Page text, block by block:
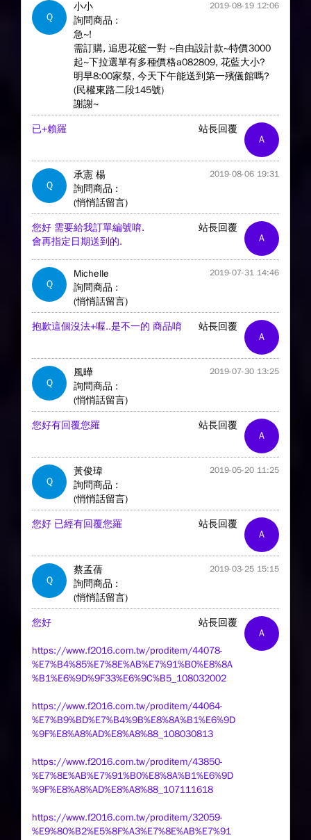
Q
小小 2019-08-19 12:06
詢問商品 :
急~!
需訂購, 追思花籃一對 ~自由設計款~特價3000
起~下拉選單有多種價格a082809, 花藍大小?
明早8:00家祭, 今天下午能送到第一殯儀館嗎?
(民權東路二段145號)
謝謝~
A
站長回覆
已+賴羅
Q
承憲 楊 2019-08-06 19:31
詢問商品 :
(悄悄話留言)
A
站長回覆
您好 需要給我訂單編號唷.
會再指定日期送到的.
Q
Michelle 2019-07-31 14:46
詢問商品 :
(悄悄話留言)
A
站長回覆
抱歉這個沒法+喔..是不一的 商品唷
Q
風曄 2019-07-30 13:25
詢問商品 :
(悄悄話留言)
A
站長回覆
您好有回覆您羅
Q
黃俊瑋 2019-05-20 11:25
詢問商品 :
(悄悄話留言)
A
站長回覆
您好 已經有回覆您羅
Q
蔡孟蒨 2019-03-25 15:15
詢問商品 :
(悄悄話留言)
A
站長回覆
您好
https://www.f2016.com.tw/proditem/44078-
%E7%B4%85%E7%8E%AB%E7%91%B0%E8%8A
%B1%E6%9D%9F33%E6%9C%B5_108032002
https://www.f2016.com.tw/proditem/44064-
%E7%B9%BD%E7%B4%9B%E8%8A%B1%E6%9D
%9F%E8%A8%AD%E8%A8%88_108030813
https://www.f2016.com.tw/proditem/43850-
%E7%8E%AB%E7%91%B0%E8%8A%B1%E6%9D
%9F%E8%A8%AD%E8%A8%88_107111618
https://www.f2016.com.tw/proditem/32059-
%E9%80%B2%E5%8F%A3%E7%8E%AB%E7%91